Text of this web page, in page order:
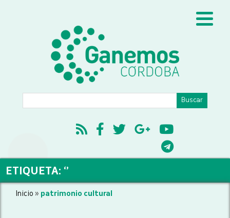
ETIQUETA: ‘’
Inicio » patrimonio cultural